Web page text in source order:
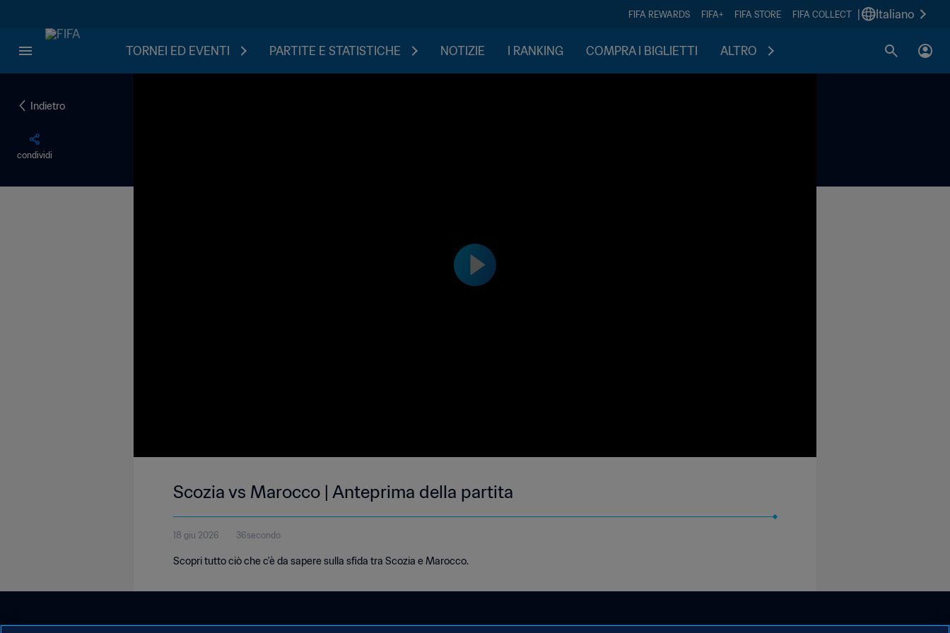
FIFA REWARDS FIFA+ FIFA STORE FIFA COLLECT Italiano
TORNEI ED EVENTI PARTITE E STATISTICHE NOTIZIE I RANKING COMPRA I BIGLIETTI ALTRO
Indietro
condividi
Scozia vs Marocco | Anteprima della partita
18 giu 2026 36secondo
Scopri tutto ciò che c'è da sapere sulla sfida tra Scozia e Marocco.